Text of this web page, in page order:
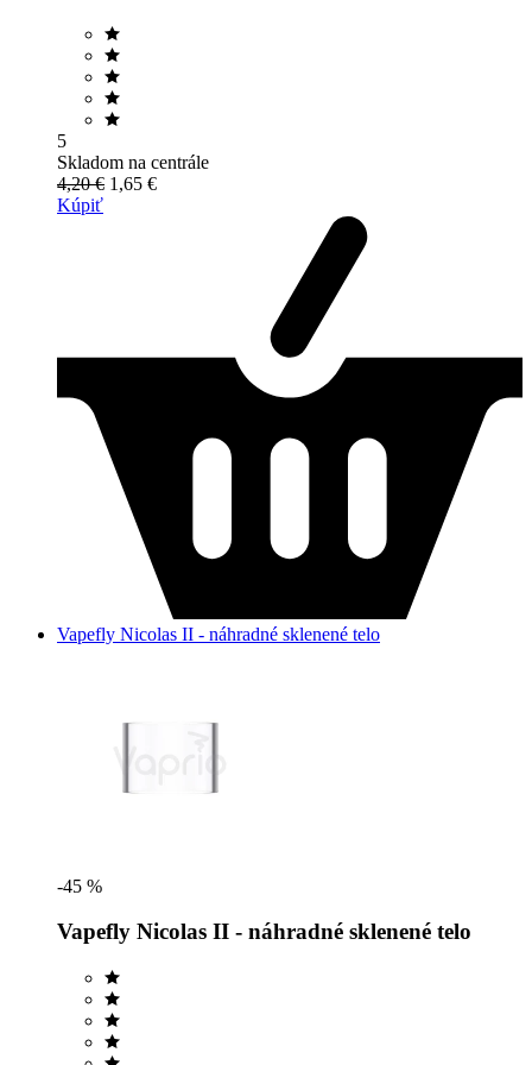
5
Skladom na centrále
4,20 € 1,65 €
Kúpiť
Vapefly Nicolas II - náhradné sklenené telo
-45 %
Vapefly Nicolas II - náhradné sklenené telo